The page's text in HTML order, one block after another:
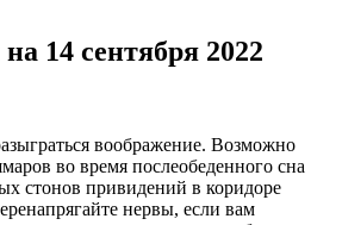
14 сентября 2022
воображение. Возможно
во время послеобеденного сна
стонов привидений в коридоре
нервы, если вам